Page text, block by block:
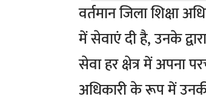
वर्तमान जिला शिक्षा
में सेवाएं दी है, उनके
सेवा हर क्षेत्र में अपना
अधिकारी के रूप में